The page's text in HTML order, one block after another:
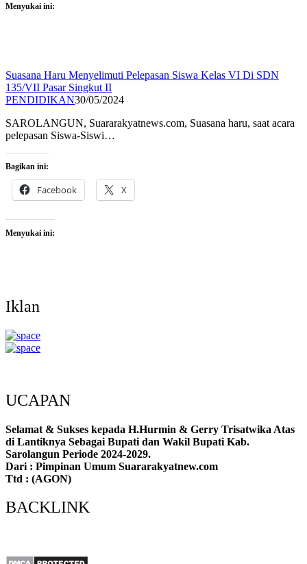
Menyukai ini:
Suasana Haru Menyelimuti Pelepasan Siswa Kelas VI Di SDN
135/VII Pasar Singkut II
PENDIDIKAN30/05/2024
SAROLANGUN, Suararakyatnews.com, Suasana haru, saat acara
pelepasan Siswa-Siswi…
Bagikan ini:
Facebook X
Menyukai ini:
Iklan
UCAPAN
Selamat & Sukses kepada H.Hurmin & Gerry Trisatwika Atas
di Lantiknya Sebagai Bupati dan Wakil Bupati Kab.
Sarolangun Periode 2024-2029.
Dari : Pimpinan Umum Suararakyatnew.com
Ttd : (AGON)
BACKLINK